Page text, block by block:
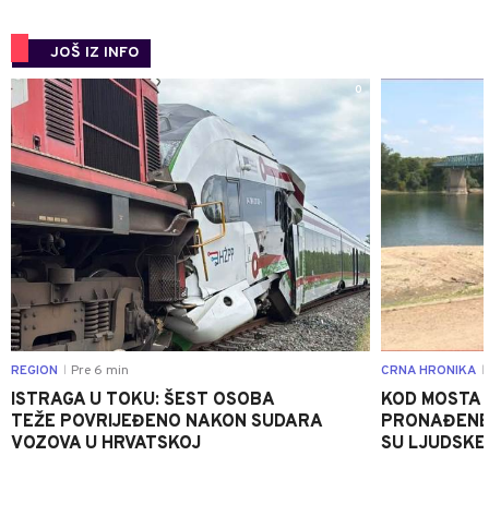
JOŠ IZ INFO
0
REGION Pre 6 min
ISTRAGA U TOKU: ŠEST OSOBA
TEŽE POVRIJEĐENO NAKON SUDARA
VOZOVA U HRVATSKOJ
CRNA HRONIKA
KOD MOSTA
SU